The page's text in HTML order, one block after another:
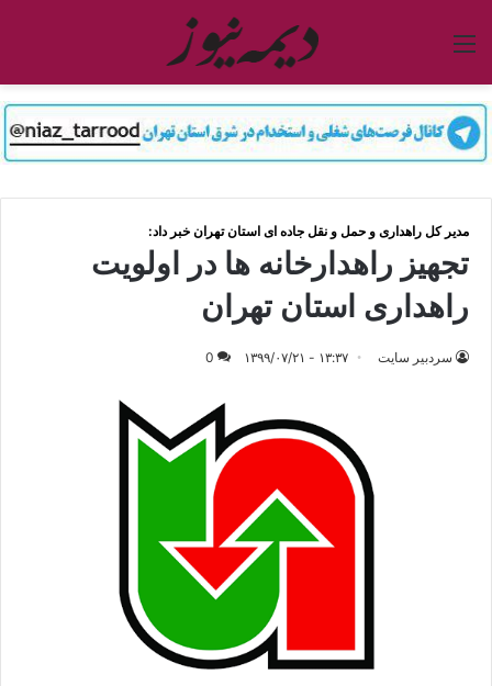
منو
مدیر کل راهداری و حمل و نقل جاده ای استان تهران خبر داد:
تجهیز راهدارخانه ها در اولویت
راهداری استان تهران
سردبیر سایت ۱۳:۳۷ - ۱۳۹۹/۰۷/۲۱ 0